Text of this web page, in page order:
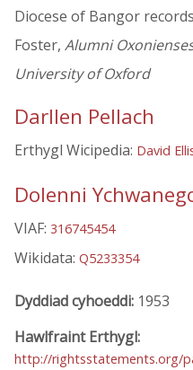
Diocese of Bangor records
Foster, Alumni
University of Oxford
Darllen Pellach
Erthygl Wicipedia: David
Dolenni
VIAF: 316745454
Wikidata: Q5233354
Dyddiad cyhoeddi: 1953
Hawlfraint Erthygl:
http://rightsstatements.org/